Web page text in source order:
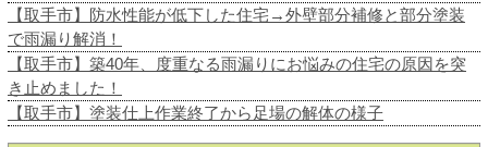
【取手市】防水性能が低下した住宅→外壁部分補修と部分塗装
で雨漏り解消！
【取手市】築40年、度重なる雨漏りにお悩みの住宅の原因を突
き止めました！
【取手市】塗装仕上作業終了から足場の解体の様子